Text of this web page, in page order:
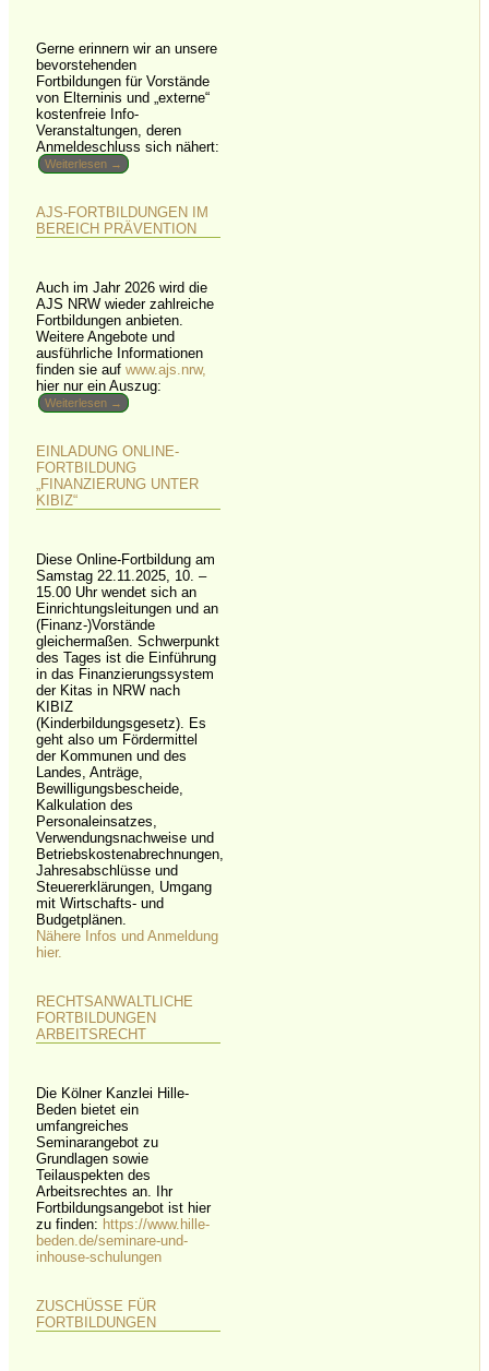
Gerne erinnern wir an unsere
bevorstehenden
Fortbildungen für Vorstände
von Elterninis und „externe“
kostenfreie Info-
Veranstaltungen, deren
Anmeldeschluss sich nähert:
Weiterlesen →
AJS-FORTBILDUNGEN IM
BEREICH PRÄVENTION
Auch im Jahr 2026 wird die
AJS NRW wieder zahlreiche
Fortbildungen anbieten.
Weitere Angebote und
ausführliche Informationen
finden sie aufwww.ajs.nrw,
hier nur ein Auszug:
Weiterlesen →
EINLADUNG ONLINE-
FORTBILDUNG
„FINANZIERUNG UNTER
KIBIZ“
Diese Online-Fortbildung am
Samstag 22.11.2025, 10. –
15.00 Uhr wendet sich an
Einrichtungsleitungen und an
(Finanz-)Vorstände
gleichermaßen. Schwerpunkt
des Tages ist die Einführung
in das Finanzierungssystem
der Kitas in NRW nach
KIBIZ
(Kinderbildungsgesetz). Es
geht also um Fördermittel
der Kommunen und des
Landes, Anträge,
Bewilligungsbescheide,
Kalkulation des
Personaleinsatzes,
Verwendungsnachweise und
Betriebskostenabrechnungen,
Jahresabschlüsse und
Steuererklärungen, Umgang
mit Wirtschafts- und
Budgetplänen.
Nähere Infos und Anmeldung
hier.
RECHTSANWALTLICHE
FORTBILDUNGEN
ARBEITSRECHT
Die Kölner Kanzlei Hille-
Beden bietet ein
umfangreiches
Seminarangebot zu
Grundlagen sowie
Teilauspekten des
Arbeitsrechtes an. Ihr
Fortbildungsangebot ist hier
zu finden: https://www.hille-
beden.de/seminare-und-
inhouse-schulungen
ZUSCHÜSSE FÜR
FORTBILDUNGEN